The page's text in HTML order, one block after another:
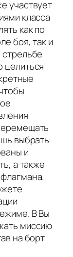
участвует
класса
как по
боя, так и
целиться
выбрать
и
а также
В Вы
миссию
на борт